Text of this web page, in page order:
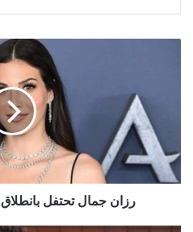
والدها
رزان جمال تحتفل